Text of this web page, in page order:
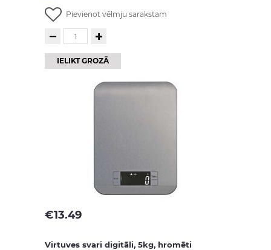
Pievienot vēlmju sarakstam
IELIKT GROZĀ
€13.49
Virtuves svari digitāli, 5kg, hromēti